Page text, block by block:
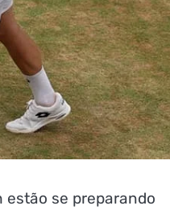
estão se preparando